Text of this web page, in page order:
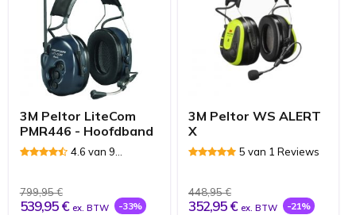
3M Peltor LiteCom
PMR446 - Hoofdband
4.6 van 9
799,95 €
539,95 € ex. BTW -33%
3M Peltor WS ALERT
X
5 van 1 Reviews
448,95 €
352,95 € ex. BTW -21%